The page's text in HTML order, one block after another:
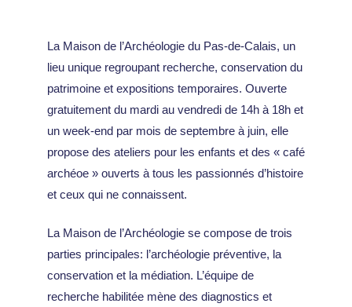
La Maison de l’Archéologie du Pas-de-Calais, un
lieu unique regroupant recherche, conservation du
patrimoine et expositions temporaires. Ouverte
gratuitement du mardi au vendredi de 14h à 18h et
un week-end par mois de septembre à juin, elle
propose des ateliers pour les enfants et des « café
archéoe » ouverts à tous les passionnés d’histoire
et ceux qui ne connaissent.
La Maison de l’Archéologie se compose de trois
parties principales: l’archéologie préventive, la
conservation et la médiation. L’équipe de
recherche habilitée mène des diagnostics et